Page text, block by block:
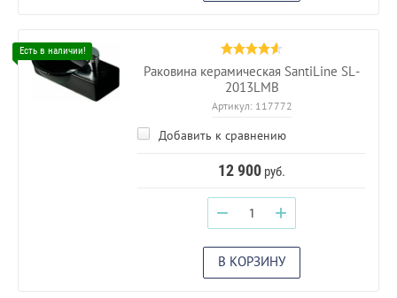
Раковина керамическая SantiLine SL-
2013LMB
Артикул:117772
Добавить к сравнению
12 900 руб.
− +
В КОРЗИНУ